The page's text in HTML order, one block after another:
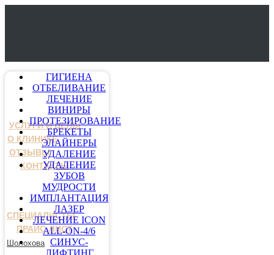
УСЛУГИ И ЦЕНЫ
О КЛИНИКЕ
ОТЗЫВЫ
КОНТАКТЫ
СПЕЦИАЛИСТЫ
ПРАЙС-ЛИСТ
Шолохова
ГИГИЕНА
ОТБЕЛИВАНИЕ
ЛЕЧЕНИЕ
ВИНИРЫ
ПРОТЕЗИРОВАНИЕ
БРЕКЕТЫ
ЭЛАЙНЕРЫ
УДАЛЕНИЕ
УДАЛЕНИЕ
ЗУБОВ
МУДРОСТИ
ИМПЛАНТАЦИЯ
ЛАЗЕР
ЛЕЧЕНИЕ ICON
ALL-ON-4/6
СИНУС-
ЛИФТИНГ